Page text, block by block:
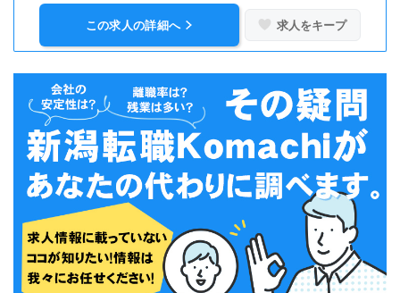
この求人の詳細へ 求人をキープ